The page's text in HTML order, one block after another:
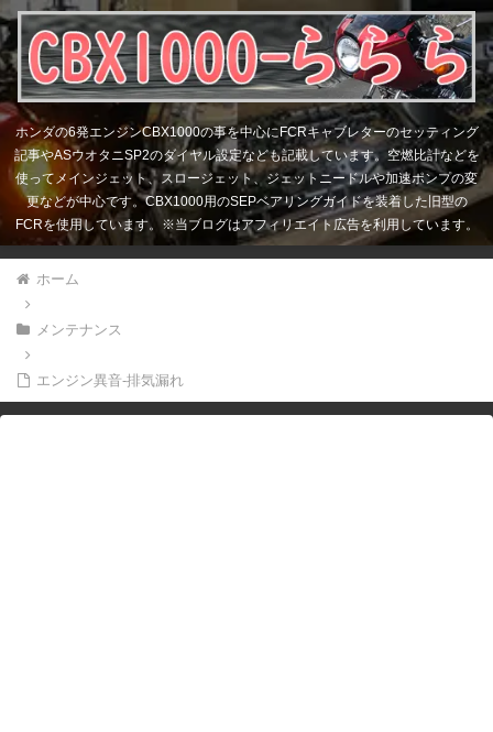
ホンダの6発エンジンCBX1000の事を中心にFCRキャブレターのセッティング
記事やASウオタニSP2のダイヤル設定なども記載しています。空燃比計などを
使ってメインジェット、スロージェット、ジェットニードルや加速ポンプの変
更などが中心です。CBX1000用のSEPベアリングガイドを装着した旧型の
FCRを使用しています。※当ブログはアフィリエイト広告を利用しています。
ホーム
メンテナンス
エンジン異音-排気漏れ